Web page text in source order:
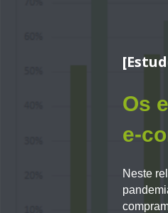
Os
e-
Neste